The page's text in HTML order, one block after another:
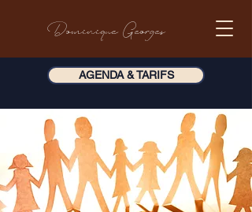
Dominique Georges
AGENDA & TARIFS